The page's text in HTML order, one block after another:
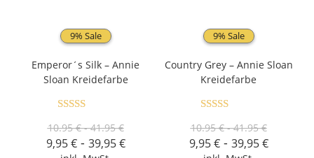
9% Sale
Emperor´s Silk – Annie
Sloan Kreidefarbe
10.95 € - 41.95 €
9,95€- 39,95€
9% Sale
Country Grey – Annie Sloan
Kreidefarbe
10.95 € - 41.95 €
9,95€- 39,95€